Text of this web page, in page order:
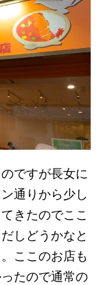
ですが長女に
通りから少し
きたのでここ
しどうかなと
ここのお店も
たので通常の